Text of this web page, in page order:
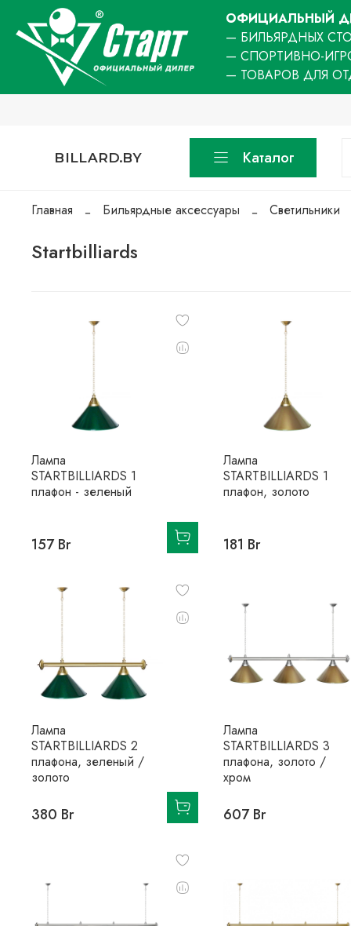
ОФИЦИАЛЬНЫЙ
— БИЛЬЯРДНЫХ
— СПОРТИВНО-
— ТОВАРОВ ДЛЯ
BILLARD.BY Каталог
Главная Бильярдные аксессуары Светильники
Startbilliards
Лампа
STARTBILLIARDS 1
плафон - зеленый
157 Br
Лампа
STARTBILLIARDS 1
плафон, золото
181 Br
Лампа
STARTBILLIARDS 2
плафона, зеленый /
золото
380 Br
Лампа
STARTBILLIARDS 3
плафона, золото /
хром
607 Br